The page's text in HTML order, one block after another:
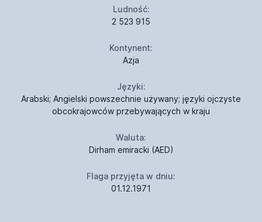
Ludność:
2 523 915
Kontynent:
Azja
Języki:
Arabski; Angielski powszechnie używany; języki ojczyste
obcokrajowców przebywających w kraju
Waluta:
Dirham emiracki (AED)
Flaga przyjęta w dniu:
01.12.1971